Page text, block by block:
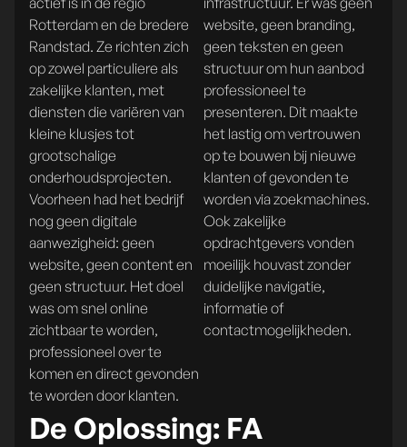
Rotterdam en de bredere
Randstad. Ze richten zich
op zowel particuliere als
zakelijke klanten, met
diensten die variëren van
kleine klusjes tot
grootschalige
onderhoudsprojecten.
Voorheen had het bedrijf
nog geen digitale
aanwezigheid: geen
website, geen content en
geen structuur. Het doel
was om snel online
zichtbaar te worden,
professioneel over te
komen en direct gevonden
te worden door klanten.
website, geen branding,
geen teksten en geen
structuur om hun aanbod
professioneel te
presenteren. Dit maakte
het lastig om vertrouwen
op te bouwen bij nieuwe
klanten of gevonden te
worden via zoekmachines.
Ook zakelijke
opdrachtgevers vonden
moeilijk houvast zonder
duidelijke navigatie,
informatie of
contactmogelijkheden.
De Oplossing: FA